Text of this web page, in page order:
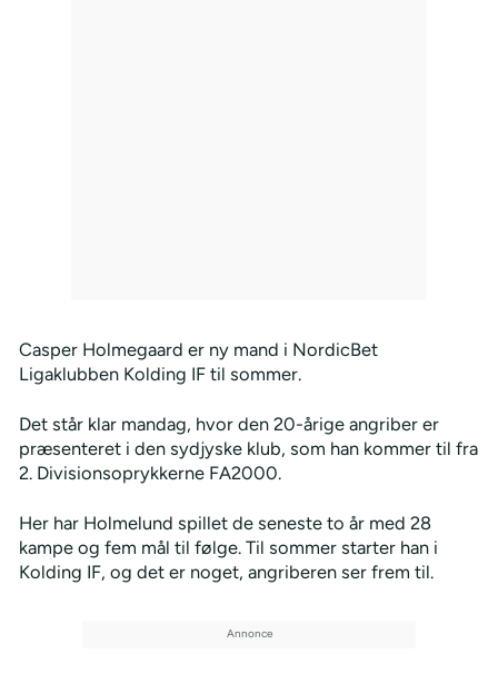
Casper Holmegaard er ny mand i NordicBet
Ligaklubben Kolding IF til sommer.
Det står klar mandag, hvor den 20-årige angriber er
præsenteret i den sydjyske klub, som han kommer til fra
2. Divisionsoprykkerne FA2000.
Her har Holmelund spillet de seneste to år med 28
kampe og fem mål til følge. Til sommer starter han i
Kolding IF, og det er noget, angriberen ser frem til.